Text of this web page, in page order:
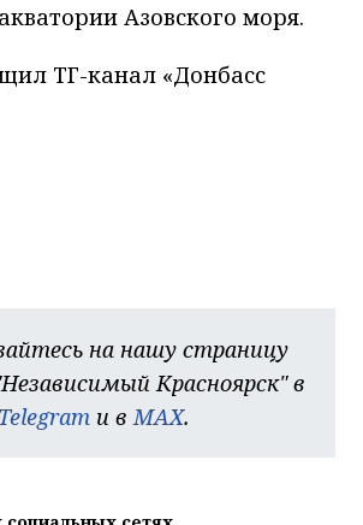
Азовского моря.
ТГ-канал «Донбасс
на нашу страницу
Красноярск" в
Telegram и вMAX.